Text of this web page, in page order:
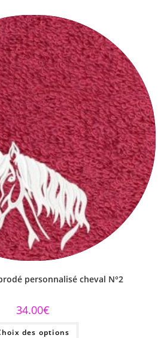
personnalisé cheval N°2
34.00€
des options